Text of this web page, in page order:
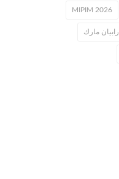
MIPIM 2026
ارابيان مارك